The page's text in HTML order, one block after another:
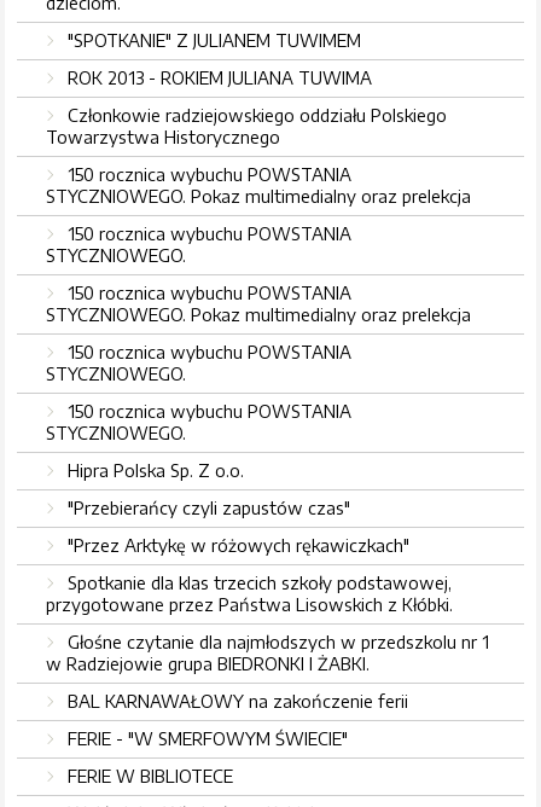
"SPOTKANIE" Z JULIANEM TUWIMEM
ROK 2013 - ROKIEM JULIANA TUWIMA
Członkowie radziejowskiego oddziału Polskiego
Towarzystwa Historycznego
150 rocznica wybuchu POWSTANIA
STYCZNIOWEGO. Pokaz multimedialny oraz prelekcja
150 rocznica wybuchu POWSTANIA
STYCZNIOWEGO.
150 rocznica wybuchu POWSTANIA
STYCZNIOWEGO. Pokaz multimedialny oraz prelekcja
150 rocznica wybuchu POWSTANIA
STYCZNIOWEGO.
150 rocznica wybuchu POWSTANIA
STYCZNIOWEGO.
Hipra Polska Sp. Z o.o.
"Przebierańcy czyli zapustów czas"
"Przez Arktykę w różowych rękawiczkach"
Spotkanie dla klas trzecich szkoły podstawowej,
przygotowane przez Państwa Lisowskich z Kłóbki.
Głośne czytanie dla najmłodszych w przedszkolu nr 1
w Radziejowie grupa BIEDRONKI I ŻABKI.
BAL KARNAWAŁOWY na zakończenie ferii
FERIE - "W SMERFOWYM ŚWIECIE"
FERIE W BIBLIOTECE